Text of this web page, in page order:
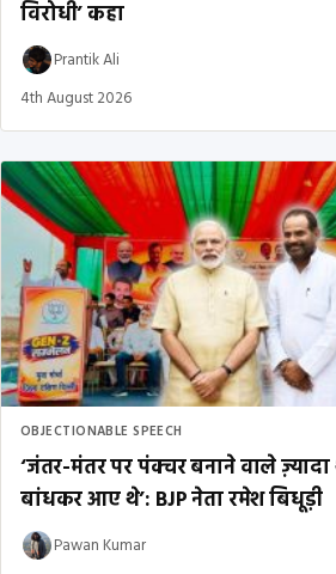
विरोधी’ कहा
Prantik Ali
4th August 2026
OBJECTIONABLE SPEECH
‘जंतर-मंतर पर पंक्चर बनाने वाले
बांधकर आए थे’: BJP नेता रमेश बिधूड़ी
Pawan Kumar